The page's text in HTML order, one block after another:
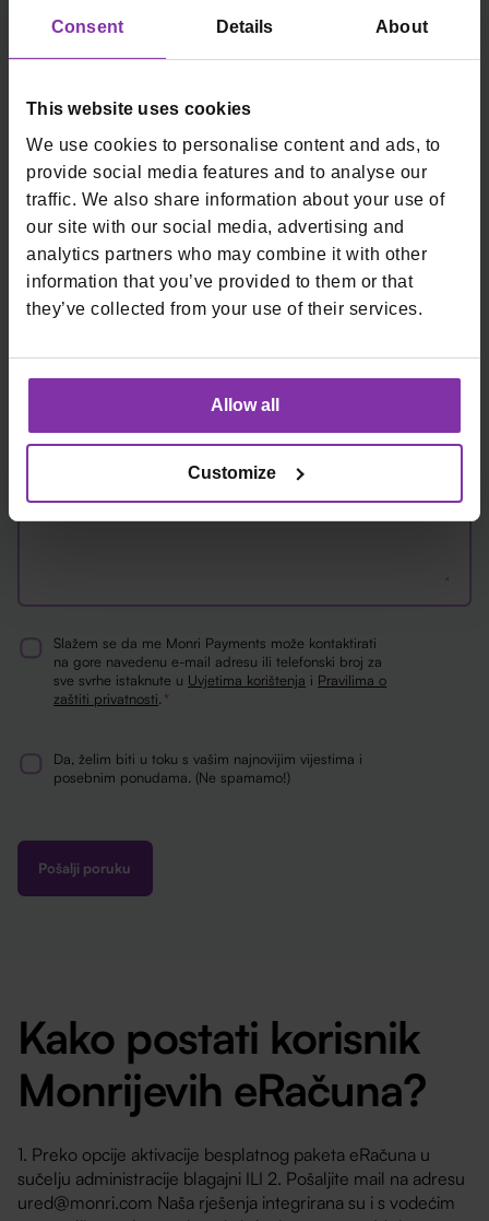
Consent Details About
This website uses cookies
We use cookies to personalise content and ads, to
provide social media features and to analyse our
traffic. We also share information about your use of
our site with our social media, advertising and
analytics partners who may combine it with other
information that you’ve provided to them or that
they’ve collected from your use of their services.
Allow all
Customize
IME
PREZIME
PORUKA
ConsentSlažem se da me Monri Payments može kontaktirati
na gore navedenu e-mail adresu ili telefonski broj za
sve svrhe istaknute u Uvjetima korištenja i Pravilima o
zaštiti privatnosti.*
Newsletter
Da, želim biti u toku s vašim najnovijim vijestima i
posebnim ponudama. (Ne spamamo!)
Kako postati korisnik
Monrijevih eRačuna?
1. Preko opcije aktivacije besplatnog paketa eRačuna u
sučelju administracije blagajni ILI 2. Pošaljite mail na adresu
ured@monri.com Naša rješenja integrirana su i s vodećim